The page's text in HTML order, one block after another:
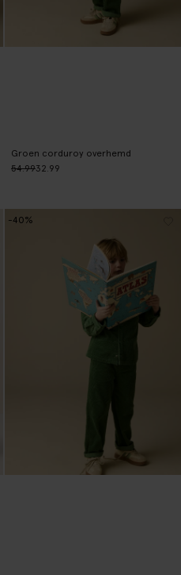
Groen corduroy overhemd
54.9932.99
-40%